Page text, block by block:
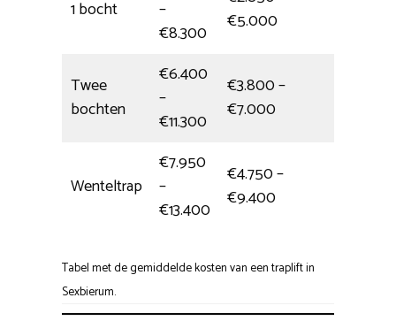
1 bocht
–
€8.300
€5.000
Twee
bochten
€6.400
–
€11.300
€3.800 –
€7.000
Wenteltrap
€7.950
–
€13.400
€4.750 –
€9.400
Tabel met de gemiddelde kosten van een traplift in
Sexbierum.